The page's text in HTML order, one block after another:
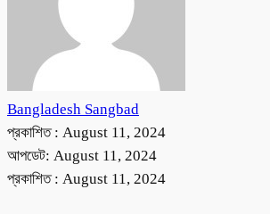
Bangladesh Sangbad
প্রকাশিত : August 11, 2024
আপডেট: August 11, 2024
প্রকাশিত : August 11, 2024